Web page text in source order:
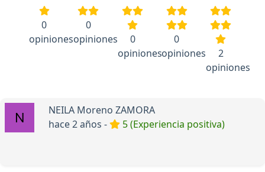
0
opiniones
0
opiniones
0
opiniones
0
opiniones
2
opiniones
NEILA Moreno ZAMORA
hace 2 años -
5 (Experiencia positiva)